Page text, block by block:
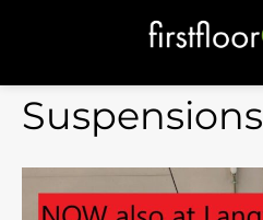
Suspensions